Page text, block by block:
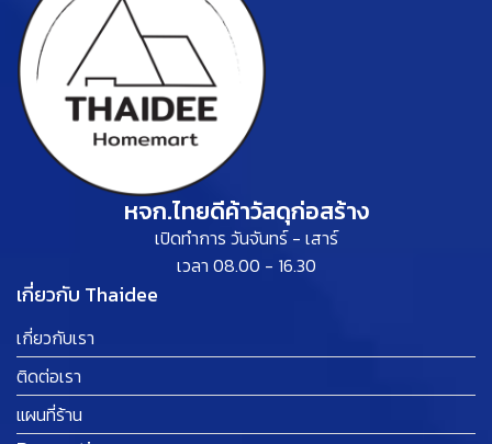
หจก.ไทยดีค้าวัสดุก่อสร้าง
เปิดทำการ วันจันทร์ - เสาร์
เวลา 08.00 - 16.30
เกี่ยวกับ Thaidee
เกี่ยวกับเรา
ติดต่อเรา
แผนที่ร้าน